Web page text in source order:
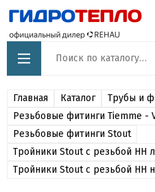
Главная Каталог
Трубы и
Резьбовые фитинги Stout
Тройники Stout c резьбой НН